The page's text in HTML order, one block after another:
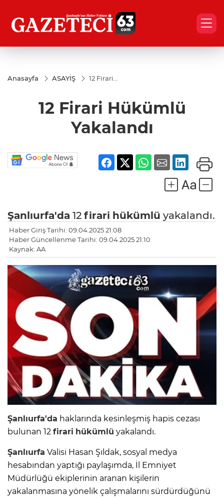
Anasayfa ASAYİŞ
12 Firari
12 Firari Hükümlü
Yakalandı
Şanlıurfa'da 12 firari hükümlü yakalandı.
Haber Giriş Tarihi: 09.04.2025 21:08
Haber Güncellenme Tarihi: 09.04.2025 21:10
Kaynak: AA
Şanlıurfa'da haklarında kesinleşmiş hapis cezası
bulunan 12 firari hükümlü yakalandı.
Şanlıurfa Valisi Hasan Şıldak, sosyal medya
hesabından yaptığı paylaşımda, İl Emniyet
Müdürlüğü ekiplerinin aranan kişilerin
yakalanmasına yönelik çalışmalarını sürdürdüğünü